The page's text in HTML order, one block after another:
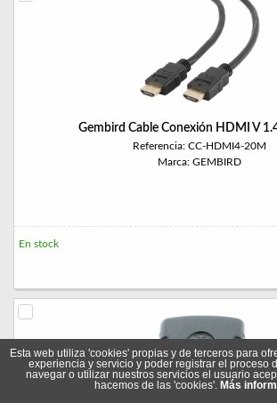
Gembird Cable Conexión HDMI V
Referencia: CC-HDMI4-20M
Marca: GEMBIRD
En stock
Esta web utiliza 'cookies' propias y de terceros para
experiencia y servicio y poder registrar el proceso
navegar o utilizar nuestros servicios el usuario
hacemos de las 'cookies'. Más